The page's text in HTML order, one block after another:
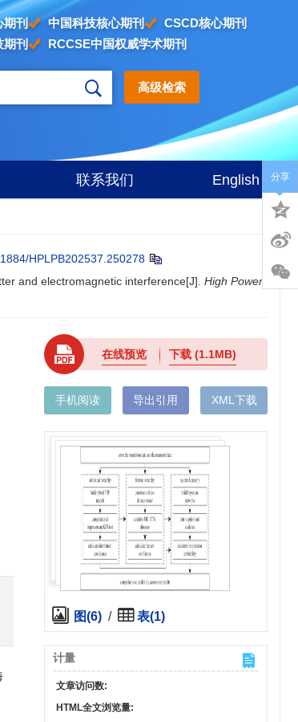
刊 中国科技核心期刊
CSCD核心期刊
刊
RCCSE中国权威学术期刊
高级检索
联系我们 English
HPLPB202537.250278
and electromagnetic interference[J]. High Power
在线预览 下载(1.1MB)
手机阅读 导出引用 XML下载
图(6) / 表(1)
计量
文章访问数:
HTML全文浏览量:
分享